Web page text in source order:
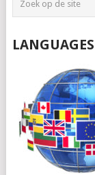
LANGUAGES